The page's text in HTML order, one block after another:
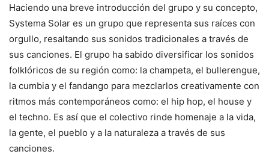
Haciendo una breve introducción del grupo y su concepto,
Systema Solar es un grupo que representa sus raíces con
orgullo, resaltando sus sonidos tradicionales a través de
sus canciones. El grupo ha sabido diversificar los sonidos
folklóricos de su región como: la champeta, el bullerengue,
la cumbia y el fandango para mezclarlos creativamente con
ritmos más contemporáneos como: el hip hop, el house y
el techno. Es así que el colectivo rinde homenaje a la vida,
la gente, el pueblo y a la naturaleza a través de sus
canciones.